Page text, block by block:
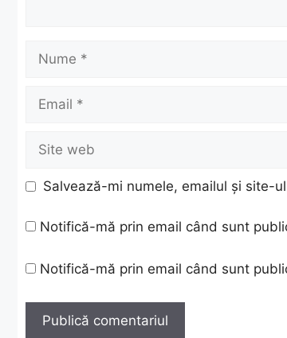
Nume
Email
Site
web
Salvează-mi numele, emailul și site-
Notifică-mă prin email când sunt
Notifică-mă prin email când sunt